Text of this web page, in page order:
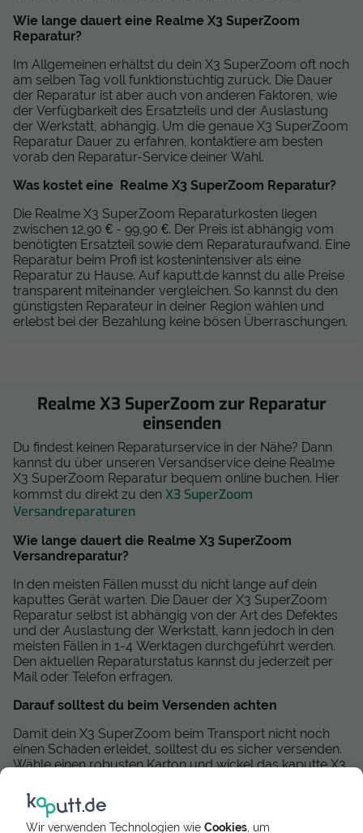
Wir verwenden Technologien wie Cookies , um
Wie lange dauert eine Realme X3 SuperZoom
Reparatur?
Im Allgemeinen erhältst du dein X3 SuperZoom oft noch
am selben Tag voll funktionstüchtig zurück. Die Dauer
der Reparatur ist aber auch von anderen Faktoren, wie
der Verfügbarkeit des Ersatzteils und der Auslastung
der Werkstatt, abhängig. Um die genaue X3 SuperZoom
Reparatur Dauer zu erfahren, kontaktiere am besten
vorab den Reparatur-Service deiner Wahl.
Was kostet eine Realme X3 SuperZoom Reparatur?
Die Realme X3 SuperZoom Reparaturkosten liegen
zwischen 12,90 € - 99,90 €. Der Preis ist abhängig vom
benötigten Ersatzteil sowie dem Reparaturaufwand. Eine
Reparatur beim Profi ist kostenintensiver als eine
Reparatur zu Hause. Auf kaputt.de kannst du alle Preise
transparent miteinander vergleichen. So kannst du den
günstigsten Reparateur in deiner Region wählen und
erlebst bei der Bezahlung keine bösen Überraschungen.
Realme X3 SuperZoom zur Reparatur
einsenden
Du findest keinen Reparaturservice in der Nähe? Dann
kannst du über unseren Versandservice deine Realme
X3 SuperZoom Reparatur bequem online buchen. Hier
kommst du direkt zu den X3 SuperZoom
Versandreparaturen
Wie lange dauert die Realme X3 SuperZoom
Versandreparatur?
In den meisten Fällen musst du nicht lange auf dein
kaputtes Gerät warten. Die Dauer der X3 SuperZoom
Reparatur selbst ist abhängig von der Art des Defektes
und der Auslastung der Werkstatt, kann jedoch in den
meisten Fällen in 1-4 Werktagen durchgeführt werden.
Den aktuellen Reparaturstatus kannst du jederzeit per
Mail oder Telefon erfragen.
Darauf solltest du beim Versenden achten
Damit dein X3 SuperZoom beim Transport nicht noch
einen Schaden erleidet, solltest du es sicher versenden.
Wähle einen robusten Karton und wickel das kaputte X3
bzw. Tablet so, dass es sich im Paket nicht mehr
bewegen kann. Stopfe dafür alle Lufträume mit
Backpapier oder anderen Materialien aus. Wir